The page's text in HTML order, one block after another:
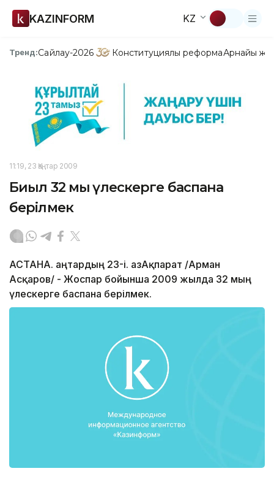
KAZINFORM KZ
Тренд:Сайлау-2026 Конституциялық реформаАрнайы
11:19, 23 Қаңтар 2009
Биыл 32 мың үлескерге баспана
берілмек
АСТАНА. Қаңтардың 23-і. ҚазАқпарат /Арман
Асқаров/ - Жоспар бойынша 2009 жылда 32 мың
үлескерге баспана берілмек.